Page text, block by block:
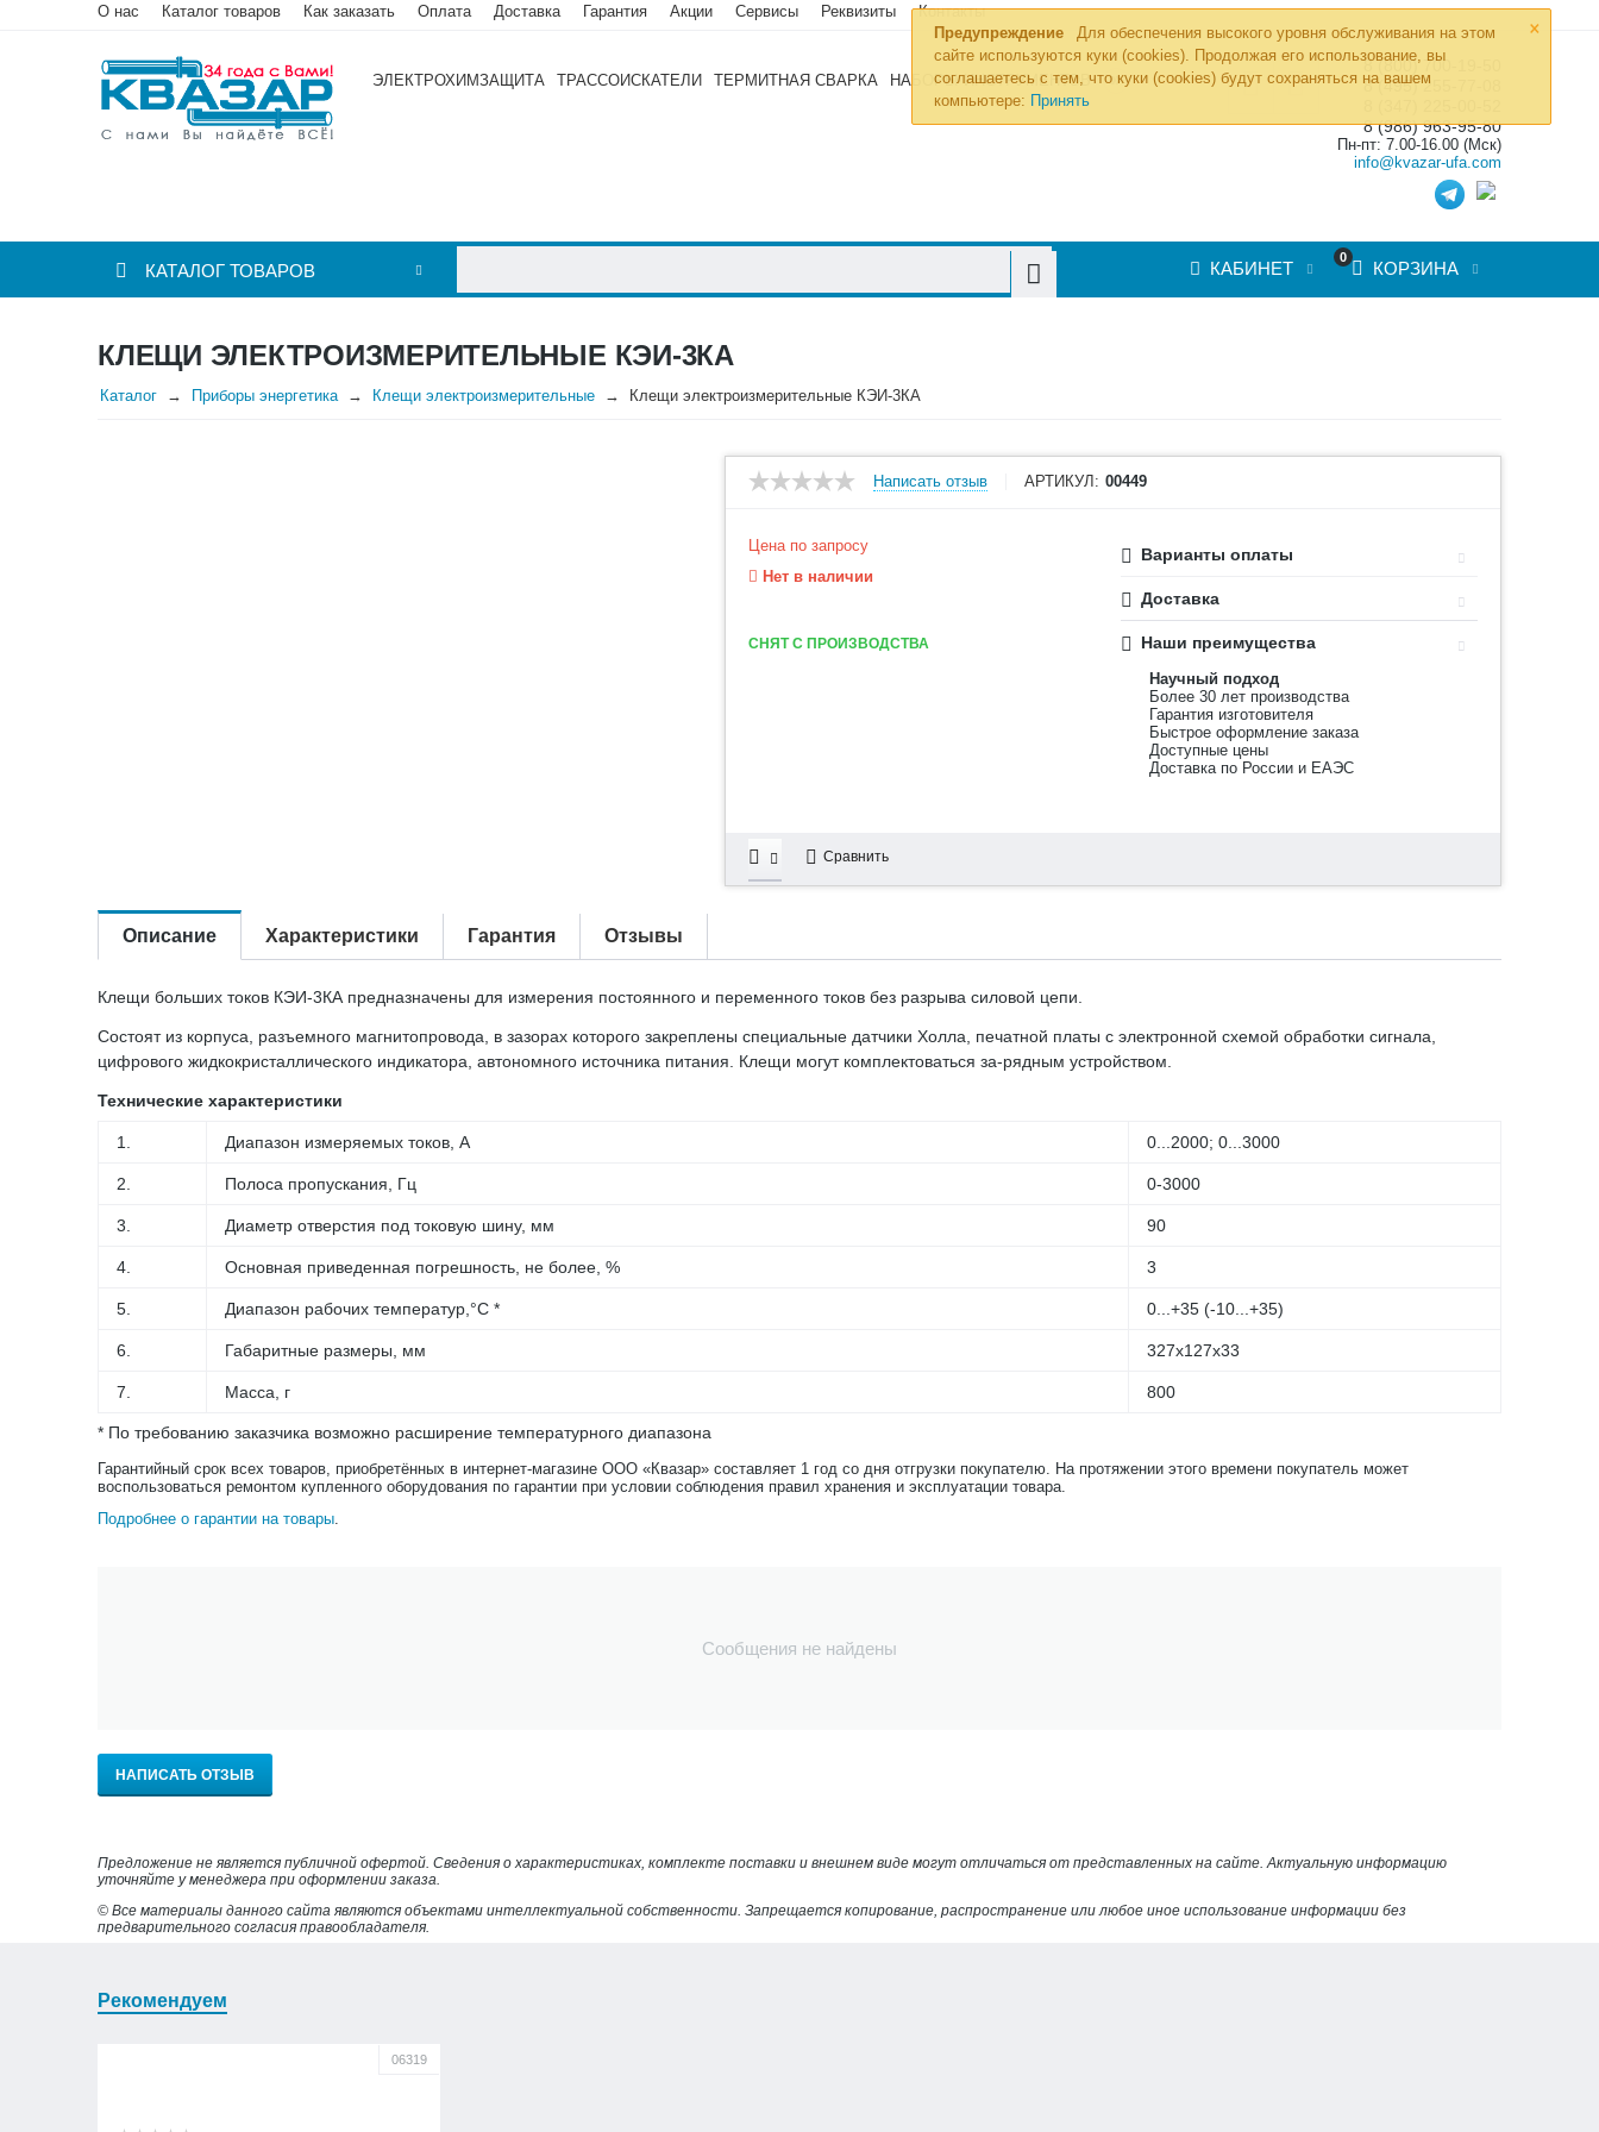
×
Предупреждение
Для обеспечения высокого уровня обслуживания на этом
сайте используются куки (cookies). Продолжая его использование, вы
соглашаетесь с тем, что куки (cookies) будут сохраняться на вашем
компьютере: Принять
О нас Каталог товаров Как заказать Оплата Доставка Гарантия Акции Сервисы Реквизиты Контакты
ЭЛЕКТРОХИМЗАЩИТА ТРАССОИСКАТЕЛИ ТЕРМИТНАЯ СВАРКА НАБОРЫ ИНСТРУМЕНТОВ »
8 (800) 700-19-50
8 (495) 255-77-08
8 (986) 963-95-80
Пн-пт: 7.00-16.00 (Мск)
info@kvazar-ufa.com
КАТАЛОГ ТОВАРОВ
0
КОРЗИНА
КАБИНЕТ
КЛЕЩИ ЭЛЕКТРОИЗМЕРИТЕЛЬНЫЕ КЭИ-3КА
Каталог Приборы энергетика Клещи электроизмерительные Клещи электроизмерительные КЭИ-3КА
Написать отзыв АРТИКУЛ: 00449
Цена по запросу
Нет в наличии
СНЯТ С ПРОИЗВОДСТВА
Варианты оплаты
Доставка
Наши преимущества
Научный подход
Более 30 лет производства
Гарантия изготовителя
Быстрое оформление заказа
Доступные цены
Доставка по России и ЕАЭС
Сравнить
Описание Характеристики Гарантия Отзывы
Клещи больших токов КЭИ-3КА предназначены для измерения постоянного и переменного токов без разрыва силовой цепи.
Состоят из корпуса, разъемного магнитопровода, в зазорах которого закреплены специальные датчики Холла, печатной платы с электронной схемой обработки сигнала,
цифрового жидкокристаллического индикатора, автономного источника питания. Клещи могут комплектоваться за-рядным устройством.
Технические характеристики
1. Диапазон измеряемых токов, А 0...2000; 0...3000
2. Полоса пропускания, Гц 0-3000
3. Диаметр отверстия под токовую шину, мм 90
4. Основная приведенная погрешность, не более, % 3
5. Диапазон рабочих температур,°С * 0...+35 (-10...+35)
6. Габаритные размеры, мм 327х127х33
7. Масса, г 800
* По требованию заказчика возможно расширение температурного диапазона
Гарантийный срок всех товаров, приобретённых в интернет-магазине ООО «Квазар» составляет 1 год со дня отгрузки покупателю. На протяжении этого времени покупатель может
воспользоваться ремонтом купленного оборудования по гарантии при условии соблюдения правил хранения и эксплуатации товара.
Подробнее о гарантии на товары.
Сообщения не найдены
НАПИСАТЬ ОТЗЫВ
Предложение не является публичной офертой. Сведения о характеристиках, комплекте поставки и внешнем виде могут отличаться от представленных на сайте. Актуальную информацию
уточняйте у менеджера при оформлении заказа.
© Все материалы данного сайта являются объектами интеллектуальной собственности. Запрещается копирование, распространение или любое иное использование информации без
предварительного согласия правообладателя.
Рекомендуем
06319